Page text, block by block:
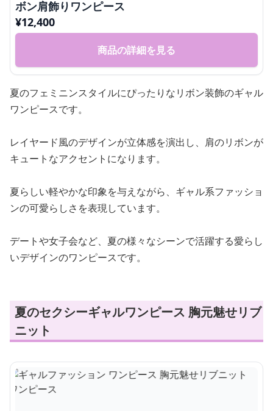
ボン肩飾りワンピース
¥12,400
商品の詳細を見る
夏のフェミニンスタイルにぴったりなリボン装飾のギャル
ワンピースです。
レイヤード風のデザインが立体感を演出し、肩のリボンが
キュートなアクセントになります。
夏らしい軽やかな印象を与えながら、ギャル系ファッショ
ンの可愛らしさを表現しています。
デートや女子会など、夏の様々なシーンで活躍する愛らし
いデザインのワンピースです。
夏のセクシーギャルワンピース 胸元魅せリブ
ニット